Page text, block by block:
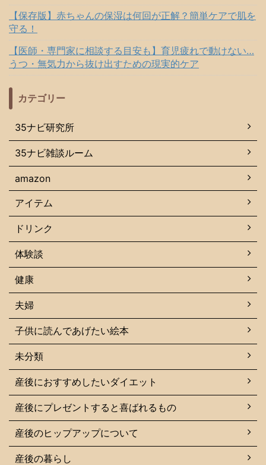
【保存版】赤ちゃんの保湿は何回が正解？簡単ケアで肌を
守る！
【医師・専門家に相談する目安も】育児疲れで動けない…
うつ・無気力から抜け出すための現実的ケア
カテゴリー
35ナビ研究所
35ナビ雑談ルーム
amazon
アイテム
ドリンク
体験談
健康
夫婦
子供に読んであげたい絵本
未分類
産後におすすめしたいダイエット
産後にプレゼントすると喜ばれるもの
産後のヒップアップについて
産後の暮らし